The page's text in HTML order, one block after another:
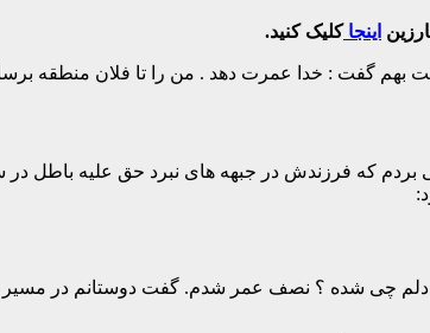
اینجاکلیک کنید.
گفت : خدا عمرت دهد . من را تا فلان منطقه برسان.
دلم چی شده ؟ نصف عمر شدم. گفت دوستانم در مسیر